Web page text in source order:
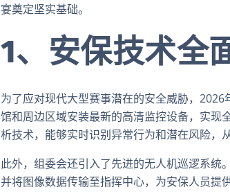
宴奠定坚实基础。
1、安保技术全
为了应对现代大型赛事潜在的安全威胁，
馆和周边区域安装最新的高清监控设备，实现
析技术，能够实时识别异常行为和潜在风险，
此外，组委会还引入了先进的无人机巡逻系统
并将图像数据传输至指挥中心，为安保人员提